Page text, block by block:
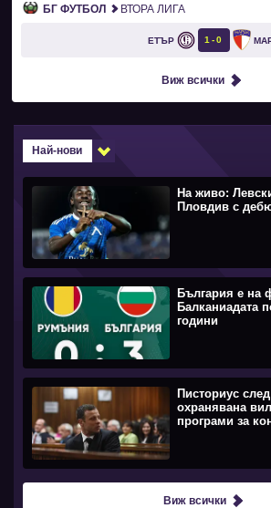
БГ ФУТБОЛ ВТОРА ЛИГА
ЕТЪР 1 0
Виж всички
Най-нови
На живо:
Пловдив с
България е на
Балканиадата
години
Писториус
охранявана
програми за
Виж всички